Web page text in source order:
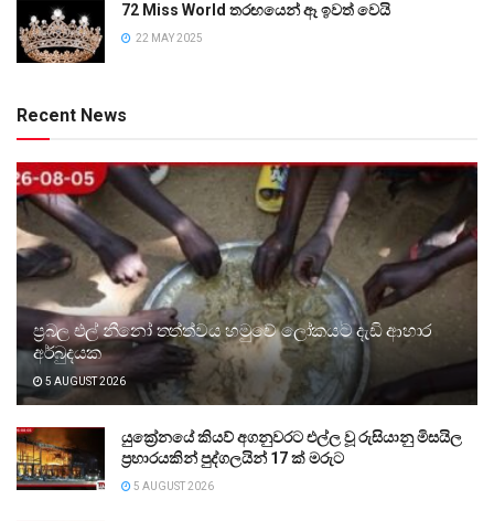
72 Miss World තරඟයෙන් ඈ ඉවත් වෙයි
22 MAY 2025
Recent News
ප්‍රබල එල් නීනෝ තත්ත්වය හමුවේ ලෝකයට දැඩි ආහාර
අර්බුදයක
5 AUGUST 2026
යුක්‍රේනයේ කියව් අගනුවරට එල්ල වූ රුසියානු මිසයිල
ප්‍රහාරයකින් පුද්ගලයින් 17 ක් මරුට
5 AUGUST 2026